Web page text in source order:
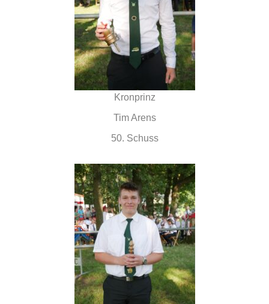
Kronprinz
Tim Arens
50. Schuss